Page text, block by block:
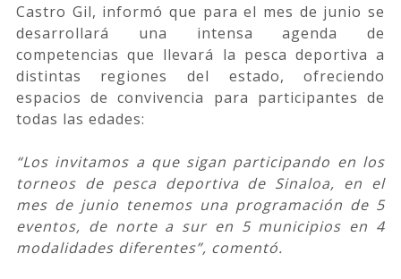
Castro Gil, informó que para el mes de junio se
desarrollará una intensa agenda de
competencias que llevará la pesca deportiva a
distintas regiones del estado, ofreciendo
espacios de convivencia para participantes de
todas las edades:
“Los invitamos a que sigan participando en los
torneos de pesca deportiva de Sinaloa, en el
mes de junio tenemos una programación de 5
eventos, de norte a sur en 5 municipios en 4
modalidades diferentes”, comentó.